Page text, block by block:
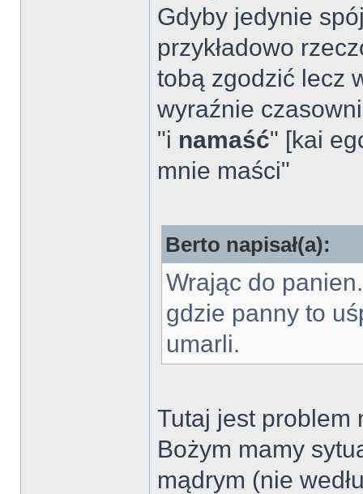
Gdyby jedynie
przykładowo
tobą zgodzić lecz
wyraźnie
"i namaść" [kai
mnie maści"
Berto napisał(a):
Wrając do
gdzie panny to
umarli.
Tutaj jest problem
Bożym mamy
mądrym (nie